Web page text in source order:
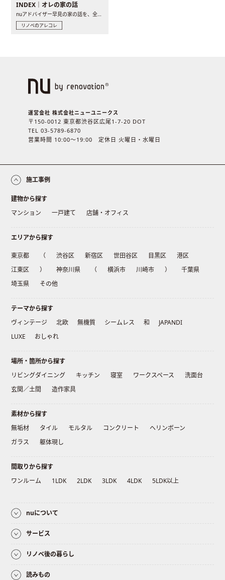
INDEX｜オレの家の話
nuアドバイザー早見の家の話を、全4話でお届け。リノベーションを..
リノベのアレコレ
運営会社 株式会社ニューユニークス
〒150-0012 東京都渋谷区広尾1-7-20 DOT
TEL 03-5789-6870
営業時間 10:00〜19:00 定休日 火曜日・水曜日
施工事例
建物から探す
マンション
一戸建て 店舗・オフィス
エリアから探す
東京都 （ 渋谷区 新宿区 世田谷区 目黒区
港区
江東区
） 神奈川県 （ 横浜市 川崎市 ）
千葉県
埼玉県
その他
テーマから探す
ヴィンテージ
北欧 無機質 シームレス 和
JAPANDI
LUXE
おしゃれ
場所・箇所から探す
リビングダイニング
キッチン 寝室 ワークスペース
洗面台
玄関／土間
造作家具
素材から探す
無垢材
タイル モルタル コンクリート
ヘリンボーン
ガラス
躯体現し
間取りから探す
ワンルーム
1LDK 2LDK 3LDK 4LDK 5LDK以上
nuについて
サービス
リノベ後の暮らし
読みもの